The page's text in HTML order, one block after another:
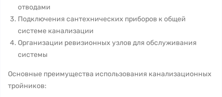
отводами
Подключения сантехнических приборов к общей
системе канализации
Организации ревизионных узлов для обслуживания
системы
Основные преимущества использования канализационных
тройников: